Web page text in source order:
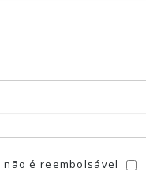
é reembolsável